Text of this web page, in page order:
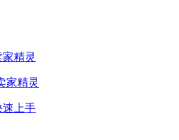
精灵
家精灵
速上手